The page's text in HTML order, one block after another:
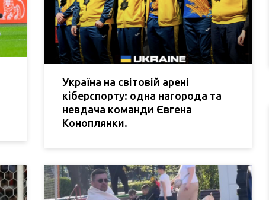
Україна на світовій арені
кіберспорту: одна нагорода та
невдача команди Євгена
Коноплянки.